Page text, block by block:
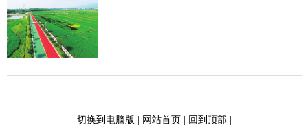
切换到电脑版 | 网站首页| 回到顶部|